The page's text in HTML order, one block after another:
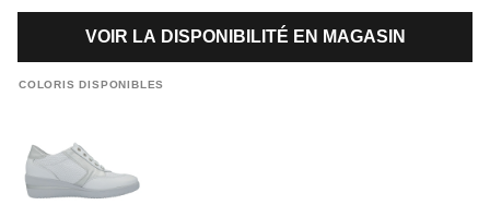
VOIR LA DISPONIBILITÉ EN MAGASIN
COLORIS DISPONIBLES